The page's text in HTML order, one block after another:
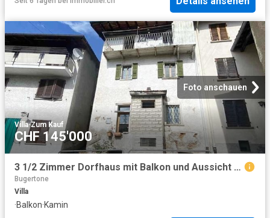
Foto anschauen
Villa·Zum Kauf
CHF 145'000
3 1/2 Zimmer Dorfhaus mit Balkon und Aussicht zum Ausbauen / 3 1/2 Zimmer Dorfhaus mit Balkon und Aussicht zum Ausbauen
Bugertone
Villa
·Balkon·Kamin